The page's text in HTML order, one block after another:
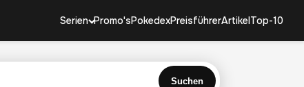
Serien Promo'sPokedexPreisführerArtikelTop-10
Suchen